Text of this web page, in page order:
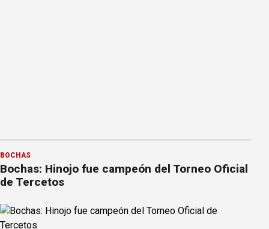
BOCHAS
Bochas: Hinojo fue campeón del Torneo Oficial
de Tercetos